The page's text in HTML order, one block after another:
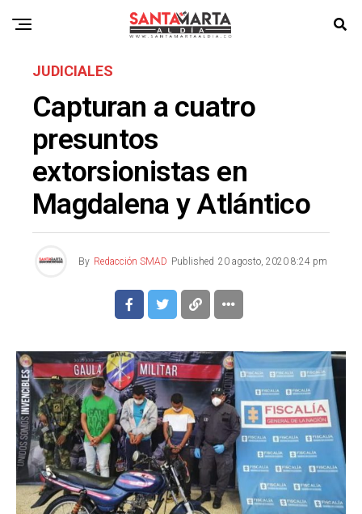
JUDICIALES
Capturan a cuatro
presuntos
extorsionistas en
Magdalena y Atlántico
By Redacción SMAD Published 20 agosto, 2020 8:24 pm